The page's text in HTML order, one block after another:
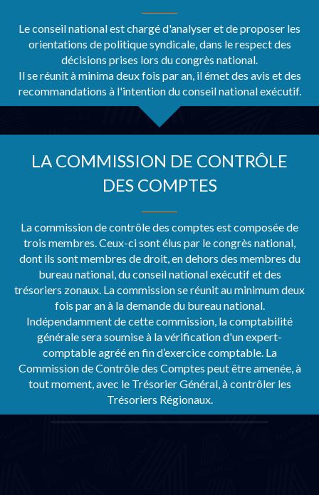
Le conseil national est chargé d'analyser et de proposer les
orientations de politique syndicale, dans le respect des
décisions prises lors du congrès national.
Il se réunit à minima deux fois par an, il émet des avis et des
recommandations à l'intention du conseil national exécutif.
LA COMMISSION DE CONTRÔLE
DES COMPTES
La commission de contrôle des comptes est composée de
trois membres. Ceux-ci sont élus par le congrès national,
dont ils sont membres de droit, en dehors des membres du
bureau national, du conseil national exécutif et des
trésoriers zonaux. La commission se réunit au minimum deux
fois par an à la demande du bureau national.
Indépendamment de cette commission, la comptabilité
générale sera soumise à la vérification d'un expert-
comptable agréé en fin d’exercice comptable. La
Commission de Contrôle des Comptes peut être amenée, à
tout moment, avec le Trésorier Général, à contrôler les
Trésoriers Régionaux.